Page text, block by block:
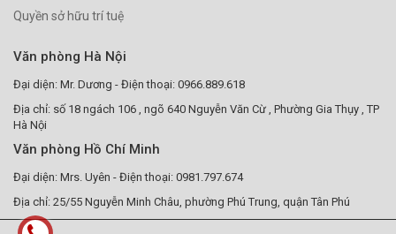
Quyền sở hữu trí tuệ
Văn phòng Hà Nội
Đại diện: Mr. Dương - Điện thoại: 0966.889.618
Địa chỉ: số 18 ngách 106 , ngõ 640 Nguyễn Văn Cừ , Phường Gia Thụy , TP
Hà Nội
Văn phòng Hồ Chí Minh
Đại diện: Mrs. Uyên - Điện thoại: 0981.797.674
Địa chỉ: 25/55 Nguyễn Minh Châu, phường Phú Trung, quận Tân Phú